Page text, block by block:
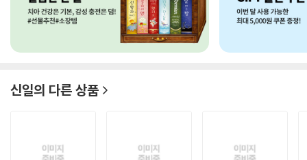
신일의 다른 상품